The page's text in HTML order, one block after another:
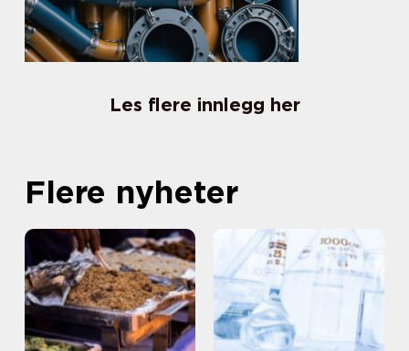
Les flere innlegg her
Flere nyheter